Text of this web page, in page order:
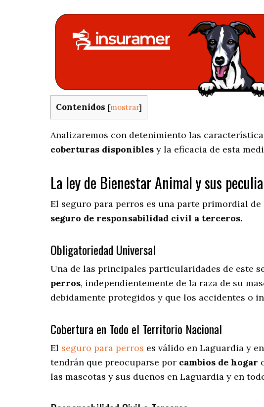
Contenidos [mostrar]
Analizaremos con detenimiento las
coberturas disponibles y la eficacia de esta
La ley de Bienestar Animal y sus
El seguro para perros es una parte primordial de
seguro de responsabilidad civil a terceros.
Obligatoriedad Universal
Una de las principales particularidades de este
perros, independientemente de la raza de su
debidamente protegidos y que los accidentes o
Cobertura en Todo el Territorio Nacional
El seguro para perros es válido en Laguardia y
tendrán que preocuparse por cambios de hogar
las mascotas y sus dueños en Laguardia y en